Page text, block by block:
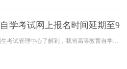
学考试网上报名时间延期至9
黄河新闻网消息(赵静)从陕西省招生考试管理中心了解到，我省高等教育自学考试转学时间为8月17日-21日，需要报考我省高等教育自学考试转学的考生，必须在规定时间内携带身份证和